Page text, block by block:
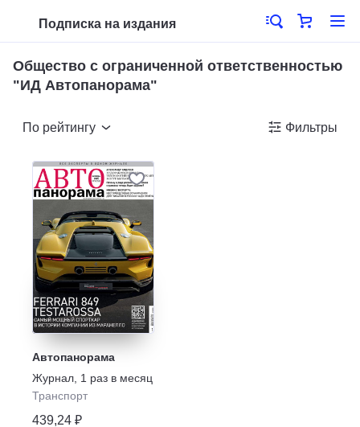
Подписка на издания
Общество с ограниченной ответственностью
"ИД Автопанорама"
По рейтингу Фильтры
Автопанорама
Журнал 1 раз в месяц
Транспорт
439,24 ₽